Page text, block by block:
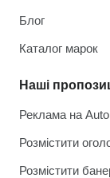
Блог
Каталог марок
Наші
Реклама на
Розмістити
Розмістити